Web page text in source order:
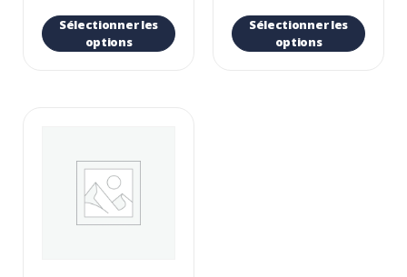
Sélectionner les
options
Sélectionner les
options